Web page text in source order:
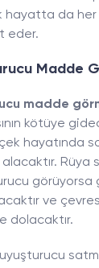
hayatta da her
eder.
Madde
madde
kötüye
hayatında
Rüya
görüyorsa
ve
dolacaktır.